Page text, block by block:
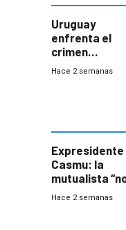
Uruguay
enfrenta el
crimen
organizado
seguridad
Hace 2 semanas
Expresidente
Casmu: la
mutualista
está para
Hace 2 semanas